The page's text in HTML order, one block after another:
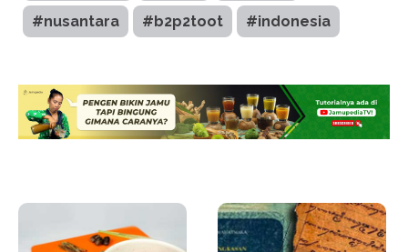
#nusantara #b2p2toot #indonesia